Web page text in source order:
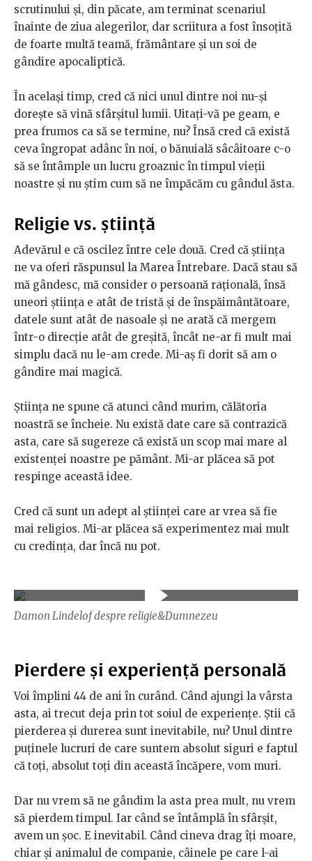
scrutinului și, din păcate, am terminat scenariul
înainte de ziua alegerilor, dar scriitura a fost însoțită
de foarte multă teamă, frământare și un soi de
gândire apocaliptică.
În același timp, cred că nici unul dintre noi nu-și
dorește să vină sfârșitul lumii. Uitați-vă pe geam, e
prea frumos ca să se termine, nu? Însă cred că există
ceva îngropat adânc în noi, o bănuială sâcâitoare c-o
să se întâmple un lucru groaznic în timpul vieții
noastre și nu știm cum să ne împăcăm cu gândul ăsta.
Religie vs. știință
Adevărul e că oscilez între cele două. Cred că știința
ne va oferi răspunsul la Marea Întrebare. Dacă stau să
mă gândesc, mă consider o persoană rațională, însă
uneori știința e atât de tristă și de înspăimântătoare,
datele sunt atât de nasoale și ne arată că mergem
într-o direcție atât de greșită, încât ne-ar fi mult mai
simplu dacă nu le-am crede. Mi-aș fi dorit să am o
gândire mai magică.
Știința ne spune că atunci când murim, călătoria
noastră se încheie. Nu există date care să contrazică
asta, care să sugereze că există un scop mai mare al
existenței noastre pe pământ. Mi-ar plăcea să pot
respinge această idee.
Cred că sunt un adept al științei care ar vrea să fie
mai religios. Mi-ar plăcea să experimentez mai mult
cu credința, dar încă nu pot.
Damon Lindelof despre religie&Dumnezeu
Pierdere și experiență personală
Voi împlini 44 de ani în curând. Când ajungi la vârsta
asta, ai trecut deja prin tot soiul de experiențe. Știi că
pierderea și durerea sunt inevitabile, nu? Unul dintre
puținele lucruri de care suntem absolut siguri e faptul
că toți, absolut toți din această încăpere, vom muri.
Dar nu vrem să ne gândim la asta prea mult, nu vrem
să pierdem timpul. Iar când se întâmplă în sfârșit,
avem un șoc. E inevitabil. Când cineva drag îți moare,
chiar și animalul de companie, câinele pe care l-ai